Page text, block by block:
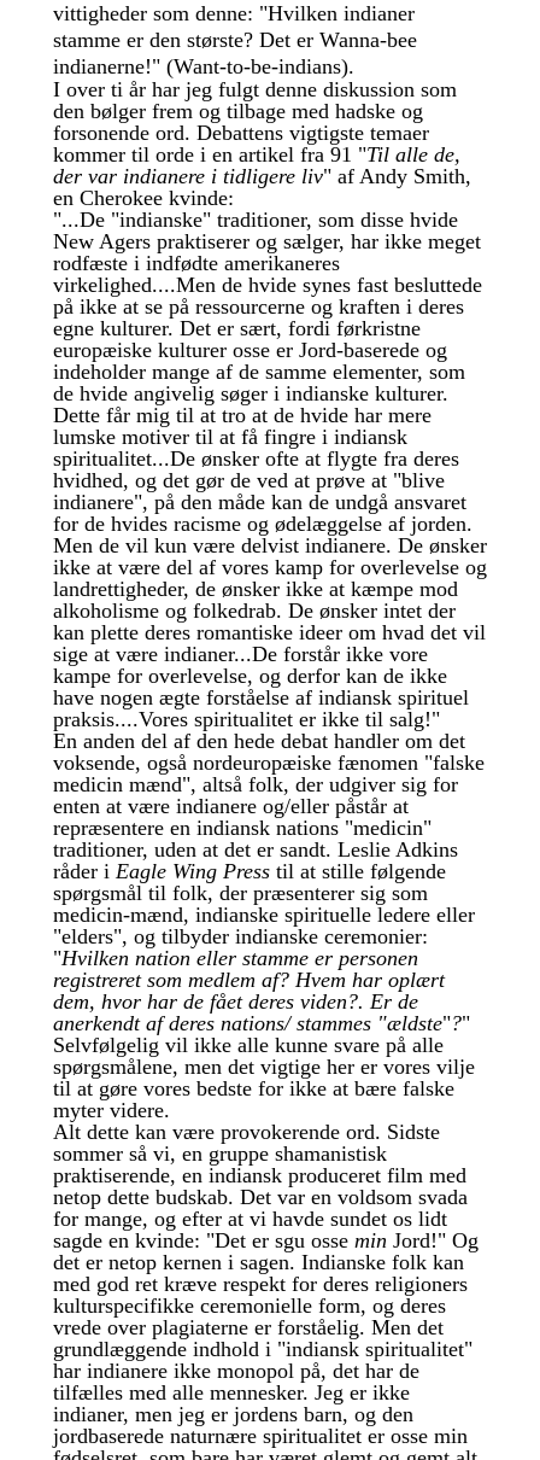
vittigheder som denne: "Hvilken indianer
stamme er den største? Det er Wanna-bee
indianerne!" (Want-to-be-indians).
I over ti år har jeg fulgt denne diskussion som
den bølger frem og tilbage med hadske og
forsonende ord. Debattens vigtigste temaer
kommer til orde i en artikel fra 91 "Til alle de,
der var indianere i tidligere liv" af Andy Smith,
en Cherokee kvinde:
"...De "indianske" traditioner, som disse hvide
New Agers praktiserer og sælger, har ikke meget
rodfæste i indfødte amerikaneres
virkelighed....Men de hvide synes fast besluttede
på ikke at se på ressourcerne og kraften i deres
egne kulturer. Det er sært, fordi førkristne
europæiske kulturer osse er Jord-baserede og
indeholder mange af de samme elementer, som
de hvide angivelig søger i indianske kulturer.
Dette får mig til at tro at de hvide har mere
lumske motiver til at få fingre i indiansk
spiritualitet...De ønsker ofte at flygte fra deres
hvidhed, og det gør de ved at prøve at "blive
indianere", på den måde kan de undgå ansvaret
for de hvides racisme og ødelæggelse af jorden.
Men de vil kun være delvist indianere. De ønsker
ikke at være del af vores kamp for overlevelse og
landrettigheder, de ønsker ikke at kæmpe mod
alkoholisme og folkedrab. De ønsker intet der
kan plette deres romantiske ideer om hvad det vil
sige at være indianer...De forstår ikke vore
kampe for overlevelse, og derfor kan de ikke
have nogen ægte forståelse af indiansk spirituel
praksis....Vores spiritualitet er ikke til salg!"
En anden del af den hede debat handler om det
voksende, også nordeuropæiske fænomen "falske
medicin mænd", altså folk, der udgiver sig for
enten at være indianere og/eller påstår at
repræsentere en indiansk nations "medicin"
traditioner, uden at det er sandt. Leslie Adkins
råder i Eagle Wing Press til at stille følgende
spørgsmål til folk, der præsenterer sig som
medicin-mænd, indianske spirituelle ledere eller
"elders", og tilbyder indianske ceremonier:
"Hvilken nation eller stamme er personen
registreret som medlem af? Hvem har oplært
dem, hvor har de fået deres viden?. Er de
anerkendt af deres nations/ stammes "ældste"?"
Selvfølgelig vil ikke alle kunne svare på alle
spørgsmålene, men det vigtige her er vores vilje
til at gøre vores bedste for ikke at bære falske
myter videre.
Alt dette kan være provokerende ord. Sidste
sommer så vi, en gruppe shamanistisk
praktiserende, en indiansk produceret film med
netop dette budskab. Det var en voldsom svada
for mange, og efter at vi havde sundet os lidt
sagde en kvinde: "Det er sgu osse min Jord!" Og
det er netop kernen i sagen. Indianske folk kan
med god ret kræve respekt for deres religioners
kulturspecifikke ceremonielle form, og deres
vrede over plagiaterne er forståelig. Men det
grundlæggende indhold i "indiansk spiritualitet"
har indianere ikke monopol på, det har de
tilfælles med alle mennesker. Jeg er ikke
indianer, men jeg er jordens barn, og den
jordbaserede naturnære spiritualitet er osse min